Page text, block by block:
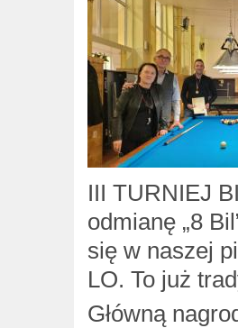
III TURNIEJ
odmianę „8
się w naszej
LO. To już
Główną